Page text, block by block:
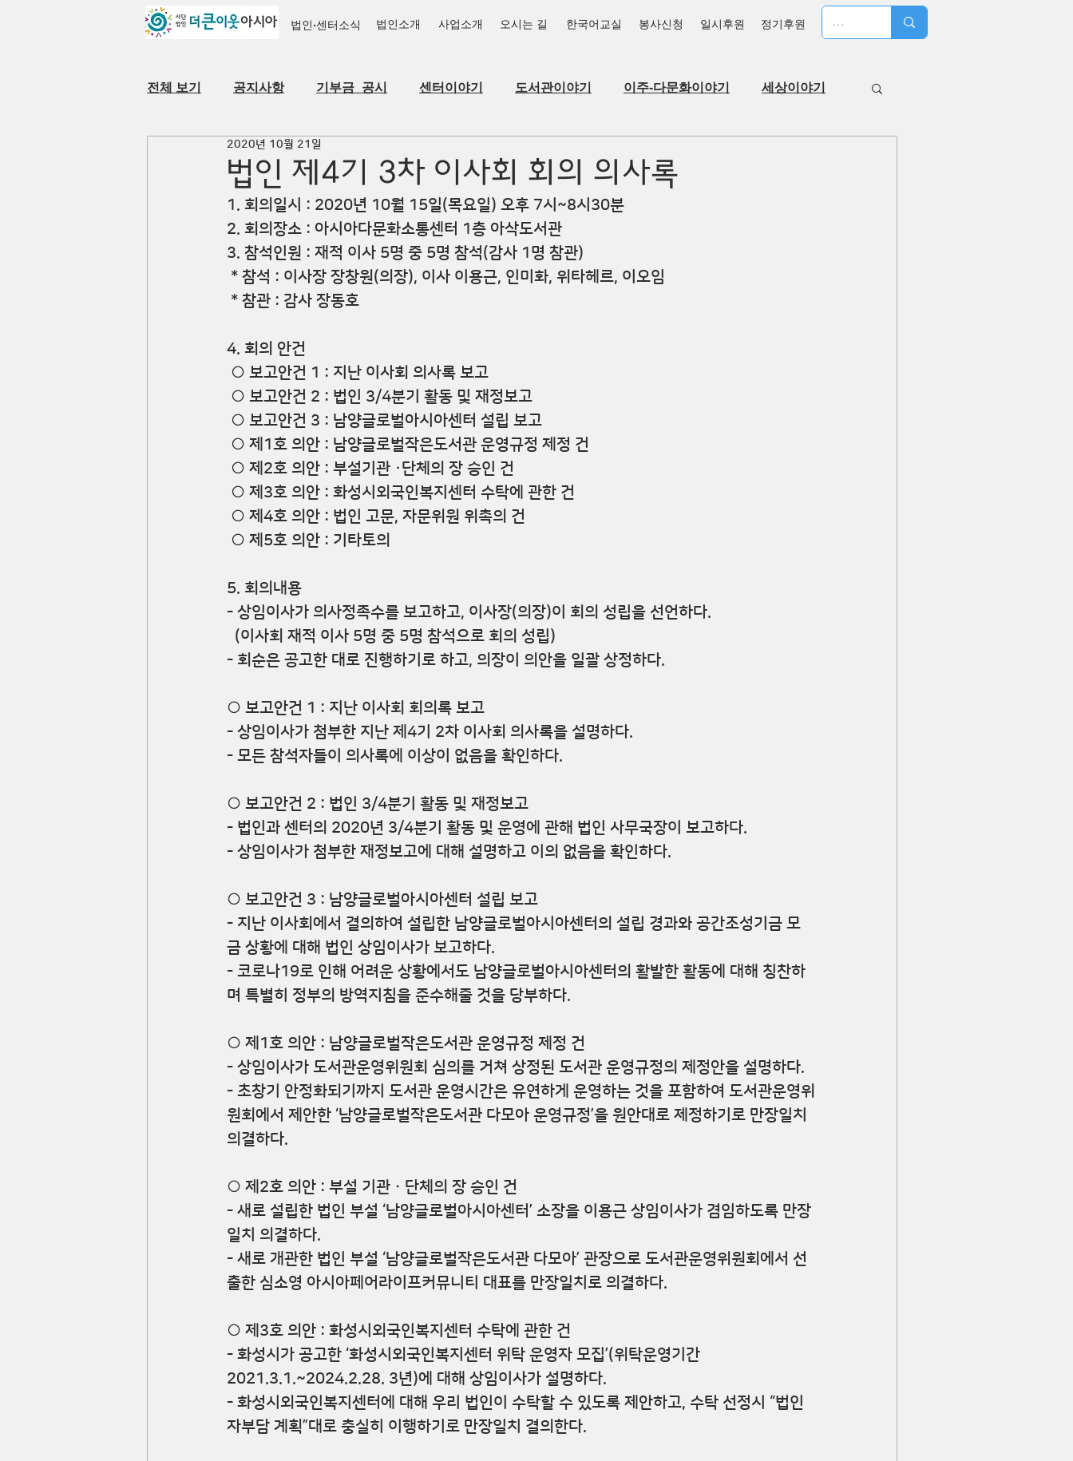
법인·센터소식 법인소개 사업소개 오시는 길 한국어교실 봉사신청 일시후원 정기후원
전체 보기 공지사항 기부금_공시 센터이야기 도서관이야기 이주-다문화이야기 세상이야기
법인·센터 소개
법인 제4기 3차 이사회 회의 의사록
2020년 10월 21일
1. 회의일시 : 2020년 10월 15일(목요일) 오후 7시~8시30분
2. 회의장소 : 아시아다문화소통센터 1층 아삭도서관
3. 참석인원 : 재적 이사 5명 중 5명 참석(감사 1명 참관)
* 참석 : 이사장 장창원(의장), 이사 이용근, 인미화, 위타헤르, 이오임
* 참관 : 감사 장동호
4. 회의 안건
○ 보고안건 1 : 지난 이사회 의사록 보고
○ 보고안건 2 : 법인 3/4분기 활동 및 재정보고
○ 보고안건 3 : 남양글로벌아시아센터 설립 보고
○ 제1호 의안 : 남양글로벌작은도서관 운영규정 제정 건
○ 제2호 의안 : 부설기관 ·단체의 장 승인 건
○ 제3호 의안 : 화성시외국인복지센터 수탁에 관한 건
○ 제4호 의안 : 법인 고문, 자문위원 위촉의 건
○ 제5호 의안 : 기타토의
5. 회의내용
- 상임이사가 의사정족수를 보고하고, 이사장(의장)이 회의 성립을 선언하다.
(이사회 재적 이사 5명 중 5명 참석으로 회의 성립)
- 회순은 공고한 대로 진행하기로 하고, 의장이 의안을 일괄 상정하다.
○ 보고안건 1 : 지난 이사회 회의록 보고
- 상임이사가 첨부한 지난 제4기 2차 이사회 의사록을 설명하다.
- 모든 참석자들이 의사록에 이상이 없음을 확인하다.
○ 보고안건 2 : 법인 3/4분기 활동 및 재정보고
- 법인과 센터의 2020년 3/4분기 활동 및 운영에 관해 법인 사무국장이 보고하다.
- 상임이사가 첨부한 재정보고에 대해 설명하고 이의 없음을 확인하다.
○ 보고안건 3 : 남양글로벌아시아센터 설립 보고
- 지난 이사회에서 결의하여 설립한 남양글로벌아시아센터의 설립 경과와 공간조성기금 모
금 상황에 대해 법인 상임이사가 보고하다.
- 코로나19로 인해 어려운 상황에서도 남양글로벌아시아센터의 활발한 활동에 대해 칭찬하
며 특별히 정부의 방역지침을 준수해줄 것을 당부하다.
○ 제1호 의안 : 남양글로벌작은도서관 운영규정 제정 건
- 상임이사가 도서관운영위원회 심의를 거쳐 상정된 도서관 운영규정의 제정안을 설명하다.
- 초창기 안정화되기까지 도서관 운영시간은 유연하게 운영하는 것을 포함하여 도서관운영위
원회에서 제안한 ‘남양글로벌작은도서관 다모아 운영규정’을 원안대로 제정하기로 만장일치
의결하다.
○ 제2호 의안 : 부설 기관ㆍ단체의 장 승인 건
- 새로 설립한 법인 부설 ‘남양글로벌아시아센터’ 소장을 이용근 상임이사가 겸임하도록 만장
일치 의결하다.
- 새로 개관한 법인 부설 ‘남양글로벌작은도서관 다모아’ 관장으로 도서관운영위원회에서 선
출한 심소영 아시아페어라이프커뮤니티 대표를 만장일치로 의결하다.
○ 제3호 의안 : 화성시외국인복지센터 수탁에 관한 건
- 화성시가 공고한 ‘화성시외국인복지센터 위탁 운영자 모집’(위탁운영기간
2021.3.1.~2024.2.28. 3년)에 대해 상임이사가 설명하다.
- 화성시외국인복지센터에 대해 우리 법인이 수탁할 수 있도록 제안하고, 수탁 선정시 “법인
자부담 계획”대로 충실히 이행하기로 만장일치 결의한다.